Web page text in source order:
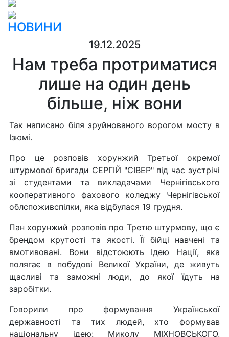
НОВИНИ
19.12.2025
Нам треба протриматися
лише на один день
більше, ніж вони
Так написано біля зруйнованого ворогом мосту в
Ізюмі.
Про це розповів хорунжий Третьої окремої
штурмової бригади СЕРГІЙ "СІВЕР" під час зустрічі
зі студентами та викладачами Чернігівського
кооперативного фахового коледжу Чернігівської
облспоживспілки, яка відбулася 19 грудня.
Пан хорунжий розповів про Третю штурмову, що є
брендом крутості та якості. Її бійці навчені та
вмотивовані. Вони відстоюють Ідею Нації, яка
полягає в побудові Великої України, де живуть
щасливі та заможні люди, до якої їдуть на
заробітки.
Говорили про формування Української
державності та тих людей, хто формував
національну ідею: Миколу МІХНОВСЬКОГО,